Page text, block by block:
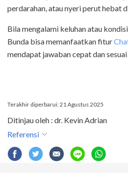
perdarahan, atau nyeri perut hebat
Bila mengalami keluhan atau
Bunda bisa memanfaatkan fitur
mendapat jawaban cepat dan
Terakhir diperbarui: 21 Agustus 2025